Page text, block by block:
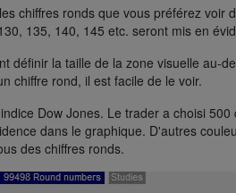
chiffres ronds que vous préférez
135, 140, 145 etc. seront mis en
définir la taille de la zone visuelle au-
chiffre rond, il est facile de le voir.
Dow Jones. Le trader a choisi
dans le graphique. D'autres
des chiffres ronds.